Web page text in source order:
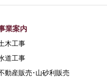
業案内
木工事
道工事
動産販売･山砂利販売